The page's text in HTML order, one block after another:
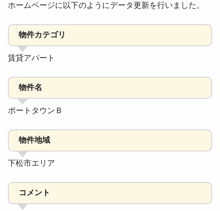
ホームページに以下のようにデータ更新を行いました。
物件カテゴリ
賃貸アパート
物件名
ポートタウンＢ
物件地域
下松市エリア
コメント